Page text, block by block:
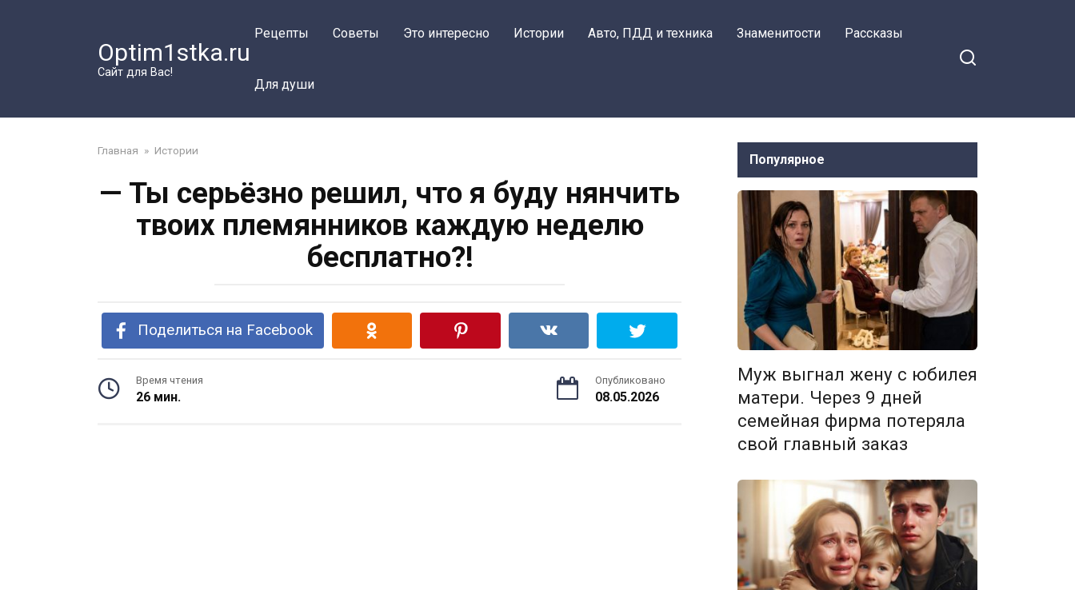
Optim1stka.ru
Сайт для Вас!
Рецепты Советы Это интересно Истории Авто, ПДД и техника Знаменитости Рассказы
Для души
Главная » Истории
— Ты серьёзно решил, что я буду нянчить
твоих племянников каждую неделю
бесплатно?!
Поделиться на Facebook
Время чтения
26 мин.
Опубликовано
08.05.2026
Популярное
Муж выгнал жену с юбилея
матери. Через 9 дней
семейная фирма потеряла
свой главный заказ